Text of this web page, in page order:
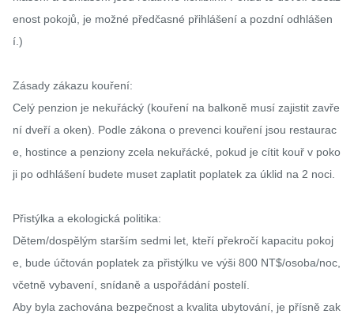
enost pokojů, je možné předčasné přihlášení a pozdní odhlášen
í.)
Zásady zákazu kouření:
Celý penzion je nekuřácký (kouření na balkoně musí zajistit zavře
ní dveří a oken). Podle zákona o prevenci kouření jsou restaurac
e, hostince a penziony zcela nekuřácké, pokud je cítit kouř v poko
ji po odhlášení budete muset zaplatit poplatek za úklid na 2 noci.
Přistýlka a ekologická politika:
Dětem/dospělým starším sedmi let, kteří překročí kapacitu pokoj
e, bude účtován poplatek za přistýlku ve výši 800 NT$/osoba/noc,
včetně vybavení, snídaně a uspořádání postelí.
Aby byla zachována bezpečnost a kvalita ubytování, je přísně zak